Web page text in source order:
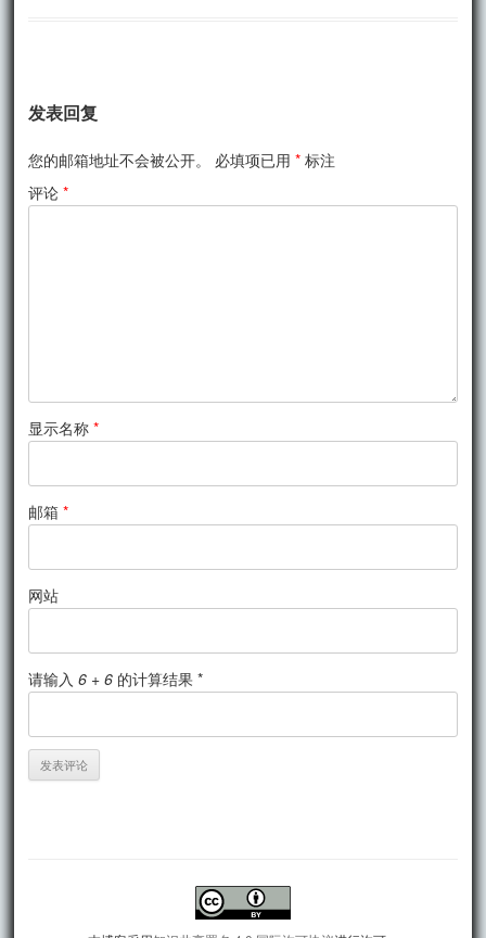
发表回复
您的邮箱地址不会被公开。 必填项已用* 标注
评论*
显示名称*
邮箱*
网站
请输入6 + 6 的计算结果 *